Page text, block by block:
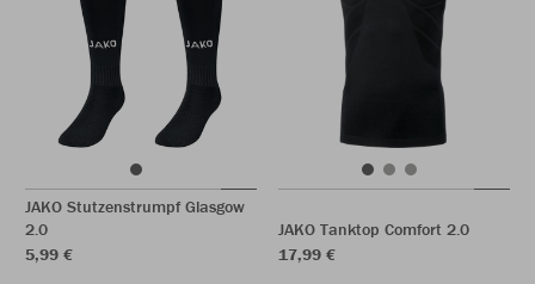
JAKO Stutzenstrumpf Glasgow
2.0
5,99 €
JAKO Tanktop Comfort 2.0
17,99 €